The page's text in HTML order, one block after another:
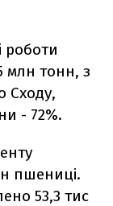
роботи
млн тонн, з
Сходу,
- 72%.
пшениці.
53,3 тис